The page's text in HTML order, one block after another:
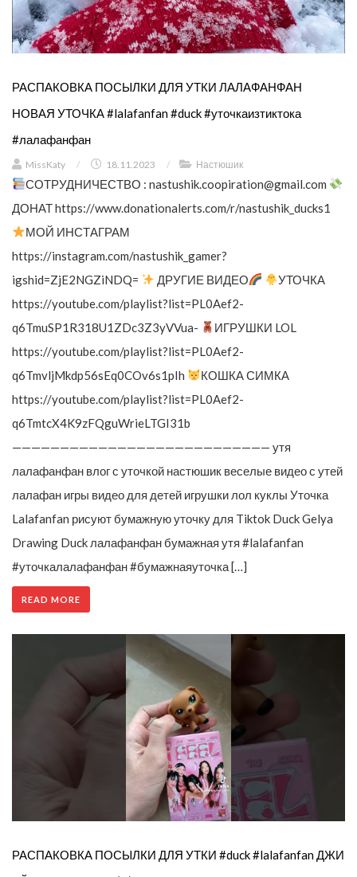
РАСПАКОВКА ПОСЫЛКИ ДЛЯ УТКИ ЛАЛАФАНФАН
НОВАЯ УТОЧКА #lalafanfan #duck #уточкаизтиктока
#лалафанфан
MissKaty / 18.11.2023 / Настюшик
СОТРУДНИЧЕСТВО :nastushik.coopiration@gmail.com
ДОНАТ https://www.donationalerts.com/r/nastushik_ducks1
МОЙ ИНСТАГРАМ
https://instagram.com/nastushik_gamer?
igshid=ZjE2NGZiNDQ=
ДРУГИЕ ВИДЕО
УТОЧКА
https://youtube.com/playlist?list=PL0Aef2-
q6TmuSP1R318U1ZDc3Z3yVVua-
ИГРУШКИ LOL
https://youtube.com/playlist?list=PL0Aef2-
q6TmvljMkdp56sEq0COv6s1pIh
КОШКА СИМКА
https://youtube.com/playlist?list=PL0Aef2-
q6TmtcX4K9zFQguWrieLTGI31b
——————————————————————————— утя
лалафанфан влог с уточкой настюшик веселые видео с утей
лалафан игры видео для детей игрушки лол куклы Уточка
Lalafanfan рисуют бумажную уточку для Tiktok Duck Gelya
Drawing Duck лалафанфан бумажная утя #lalafanfan
#уточкалалафанфан #бумажнаяуточка […]
READ MORE
РАСПАКОВКА ПОСЫЛКИ ДЛЯ УТКИ #duck #lalafanfan ДЖИ